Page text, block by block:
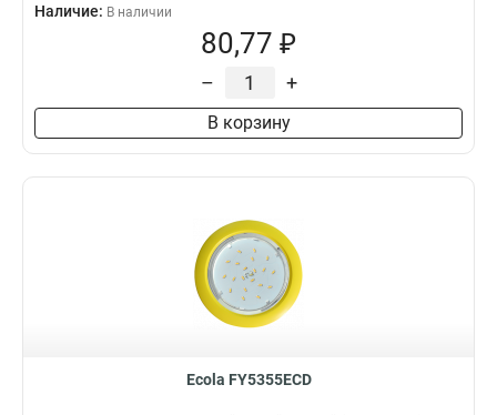
Наличие: В наличии
80,77 ₽
– +
В корзину
Ecola FY5355ECD